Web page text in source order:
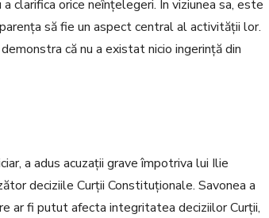
orice neînțelegeri. În viziunea sa, este
să fie un aspect central al activității lor.
că nu a existat nicio ingerință din
a adus acuzații grave împotriva lui Ilie
deciziile Curții Constituționale. Savonea a
ar fi putut afecta integritatea deciziilor Curții,